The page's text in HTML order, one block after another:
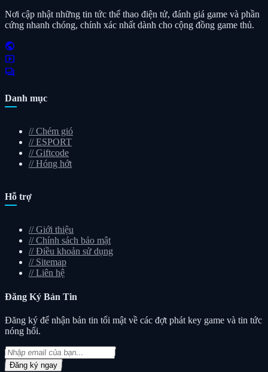
Nơi cập nhật những tin tức thể thao điện tử, đánh giá game và phần
cứng nhanh chóng, chính xác nhất dành cho cộng đồng game thủ.
public
smart_display
forum
Danh mục
// Chém gió
// ESPORT
// Giftcode
// Hóng hớt
Hỗ trợ
// Giới thiệu
// Chính sách bảo mật
// Điều khoản sử dụng
// Sitemap
// Liên hệ
Đăng Ký Bản Tin
Đăng ký để nhận bản tin tối mật về các đợt phát key game và tin tức
nóng hổi.
Đăng ký ngay